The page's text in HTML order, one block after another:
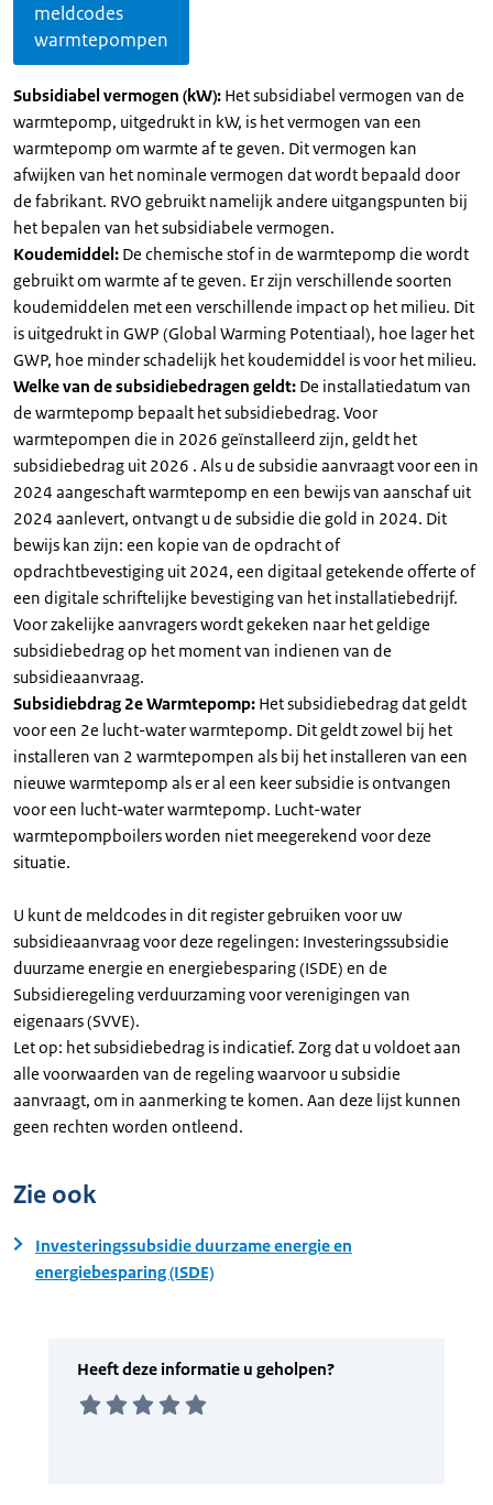
meldcodes
warmtepompen
Subsidiabel vermogen (kW): Het subsidiabel vermogen van de
warmtepomp, uitgedrukt in kW, is het vermogen van een
warmtepomp om warmte af te geven. Dit vermogen kan
afwijken van het nominale vermogen dat wordt bepaald door
de fabrikant. RVO gebruikt namelijk andere uitgangspunten bij
het bepalen van het subsidiabele vermogen.
Koudemiddel: De chemische stof in de warmtepomp die wordt
gebruikt om warmte af te geven. Er zijn verschillende soorten
koudemiddelen met een verschillende impact op het milieu. Dit
is uitgedrukt in GWP (Global Warming Potentiaal), hoe lager het
GWP, hoe minder schadelijk het koudemiddel is voor het milieu.
Welke van de subsidiebedragen geldt: De installatiedatum van
de warmtepomp bepaalt het subsidiebedrag. Voor
warmtepompen die in 2026 geïnstalleerd zijn, geldt het
subsidiebedrag uit 2026 . Als u de subsidie aanvraagt voor een in
2024 aangeschaft warmtepomp en een bewijs van aanschaf uit
2024 aanlevert, ontvangt u de subsidie die gold in 2024. Dit
bewijs kan zijn: een kopie van de opdracht of
opdrachtbevestiging uit 2024, een digitaal getekende offerte of
een digitale schriftelijke bevestiging van het installatiebedrijf.
Voor zakelijke aanvragers wordt gekeken naar het geldige
subsidiebedrag op het moment van indienen van de
subsidieaanvraag.
Subsidiebdrag 2e Warmtepomp: Het subsidiebedrag dat geldt
voor een 2e lucht-water warmtepomp. Dit geldt zowel bij het
installeren van 2 warmtepompen als bij het installeren van een
nieuwe warmtepomp als er al een keer subsidie is ontvangen
voor een lucht-water warmtepomp. Lucht-water
warmtepompboilers worden niet meegerekend voor deze
situatie.
U kunt de meldcodes in dit register gebruiken voor uw
subsidieaanvraag voor deze regelingen: Investeringssubsidie
duurzame energie en energiebesparing (ISDE) en de
Subsidieregeling verduurzaming voor verenigingen van
eigenaars (SVVE).
Let op: het subsidiebedrag is indicatief. Zorg dat u voldoet aan
alle voorwaarden van de regeling waarvoor u subsidie
aanvraagt, om in aanmerking te komen. Aan deze lijst kunnen
geen rechten worden ontleend.
Zie ook
Investeringssubsidie duurzame energie en
energiebesparing (ISDE)